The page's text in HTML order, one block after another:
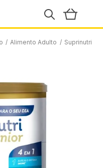
/ Alimento Adulto / Suprinutri